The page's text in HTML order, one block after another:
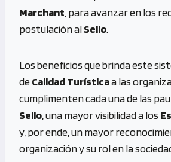
Marchant , para avanzar en los
postulación alSello.
Los beneficios que brinda este
deCalidad Turísticaa las
cumplimenten cada una de las
Sello , una mayor visibilidad a los
y, por ende, un mayor
organización y su rol en la